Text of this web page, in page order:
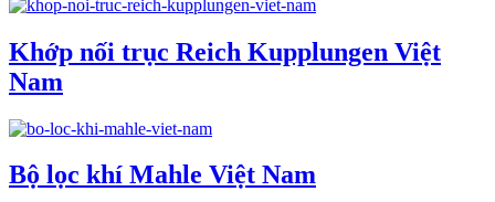
Khớp nối trục Reich Kupplungen Việt
Nam
Bộ lọc khí Mahle Việt Nam